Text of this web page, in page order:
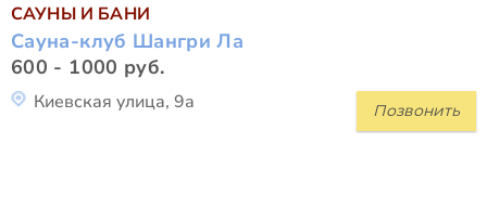
САУНЫ И БАНИ
Сауна-клуб Шангри Ла
600 - 1000 руб.
Позвонить
Киевская улица, 9а